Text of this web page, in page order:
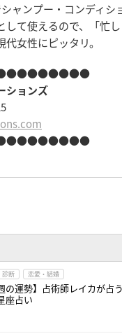
ャンプー・コンディシ
して使えるので、「忙
女性にピッタリ。
ションズ
診断 恋愛・結婚
の運勢】占術師レイカが占
座占い